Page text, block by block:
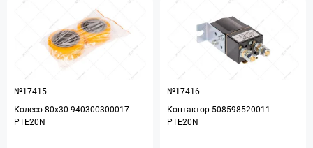
№17415
Колесо 80х30 940300300017
PTE20N
№17416
Контактор 508598520011
PTE20N